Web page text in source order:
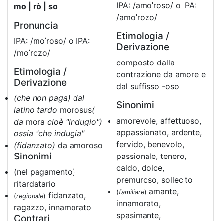
mo | rò | so
Pronuncia
IPA: /moˈroso/ o IPA:
/moˈrozo/
Etimologia /
Derivazione
(che non paga) dal
latino tardo morosus(
da mora cioè "indugio")
ossia "che indugia"
(fidanzato) da amoroso
Sinonimi
(nel pagamento)
ritardatario
(regionale) fidanzato,
ragazzo, innamorato
Contrari
IPA: /amoˈroso/ o IPA:
/amoˈrozo/
Etimologia /
Derivazione
composto dalla
contrazione da amore e
dal suffisso -oso
Sinonimi
amorevole, affettuoso,
appassionato, ardente,
fervido, benevolo,
passionale, tenero,
caldo, dolce,
premuroso, sollecito
(familiare) amante,
innamorato,
spasimante,